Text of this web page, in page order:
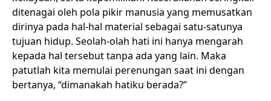
ditenagai oleh pola pikir manusia yang memusatkan
dirinya pada hal-hal material sebagai satu-satunya
tujuan hidup. Seolah-olah hati ini hanya mengarah
kepada hal tersebut tanpa ada yang lain. Maka
patutlah kita memulai perenungan saat ini dengan
bertanya, “dimanakah hatiku berada?”